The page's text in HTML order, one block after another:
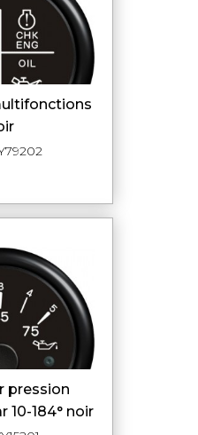
10-184° noir